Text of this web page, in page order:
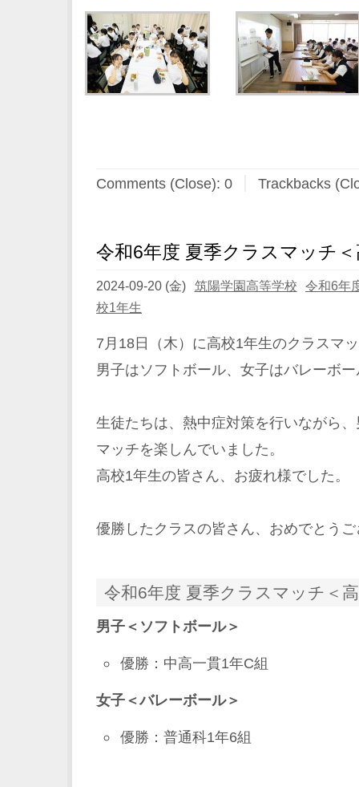
Comments (Close): 0 Trackbacks
令和6年度 夏季クラスマッチ
2024-09-20 (金) 筑陽学園高等学校
令和6年
校1年生
7月18日（木）に高校1年生のクラスマ
男子はソフトボール、女子はバレーボ
生徒たちは、熱中症対策を行いながら
マッチを楽しんでいました。
高校1年生の皆さん、お疲れ様でした。
優勝したクラスの皆さん、おめでとう
令和6年度 夏季クラスマッチ＜
男子＜ソフトボール＞
優勝：中高一貫1年C組
女子＜バレーボール＞
優勝：普通科1年6組